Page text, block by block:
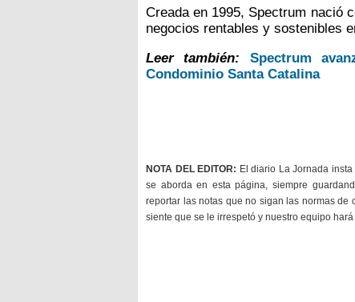
Creada en 1995, Spectrum nació
negocios rentables y sostenibles
Leer también:
Spectrum
Condominio Santa Catalina
NOTA DEL EDITOR: El diario La Jornada
se aborda en esta página, siempre
reportar las notas que no sigan las normas de
siente que se le irrespetó y nuestro equipo